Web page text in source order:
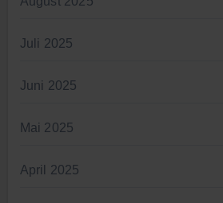
Juli 2025
Juni 2025
Mai 2025
April 2025